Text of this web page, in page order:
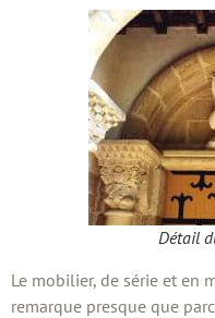
Détail
Le mobilier, de série et en
remarque presque que